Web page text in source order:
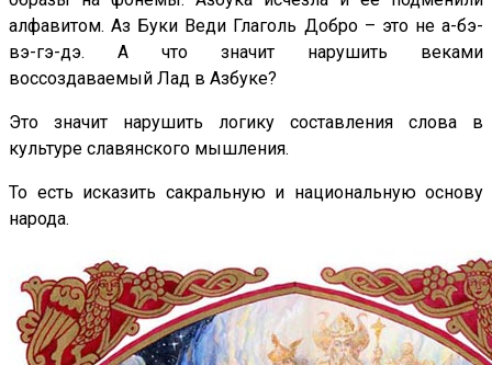
алфавитом. Аз Буки Веди Глаголь Добро – это не а-бэ-
вэ-гэ-дэ. А что значит нарушить веками
воссоздаваемый Лад в Азбуке?
Это значит нарушить логику составления слова в
культуре славянского мышления.
То есть исказить сакральную и национальную основу
народа.